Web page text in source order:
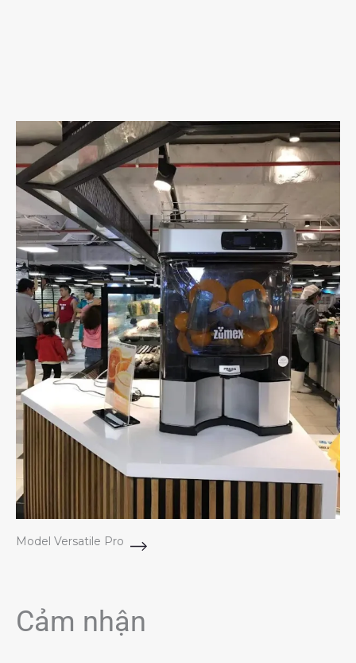
Model Versatile Pro
Cảm nhận